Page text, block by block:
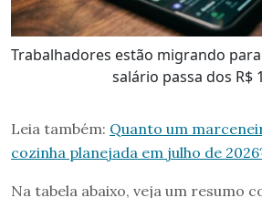
Trabalhadores estão migrando
salário passa dos R$
Leia também: Quanto um
cozinha planejada em julho de
Na tabela abaixo, veja um resumo